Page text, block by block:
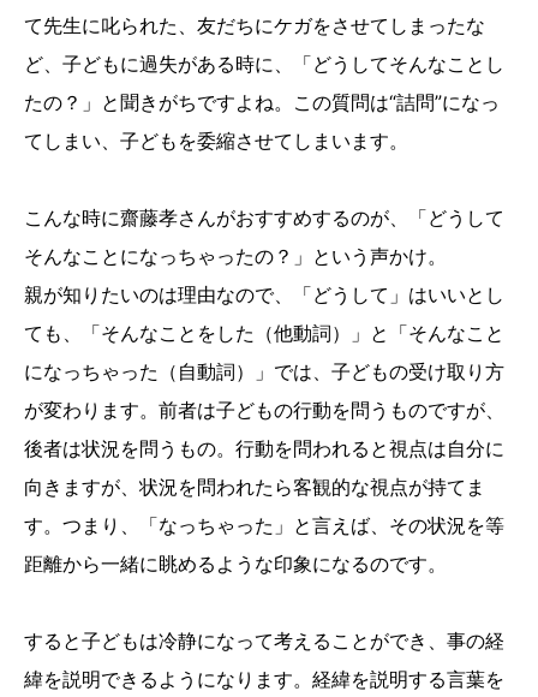
て先生に叱られた、友だちにケガをさせてしまったな
ど、子どもに過失がある時に、「どうしてそんなことし
たの？」と聞きがちですよね。この質問は“詰問”になっ
てしまい、子どもを委縮させてしまいます。
こんな時に齋藤孝さんがおすすめするのが、「どうして
そんなことになっちゃったの？」という声かけ。
親が知りたいのは理由なので、「どうして」はいいとし
ても、「そんなことをした（他動詞）」と「そんなこと
になっちゃった（自動詞）」では、子どもの受け取り方
が変わります。前者は子どもの行動を問うものですが、
後者は状況を問うもの。行動を問われると視点は自分に
向きますが、状況を問われたら客観的な視点が持てま
す。つまり、「なっちゃった」と言えば、その状況を等
距離から一緒に眺めるような印象になるのです。
すると子どもは冷静になって考えることができ、事の経
緯を説明できるようになります。経緯を説明する言葉を